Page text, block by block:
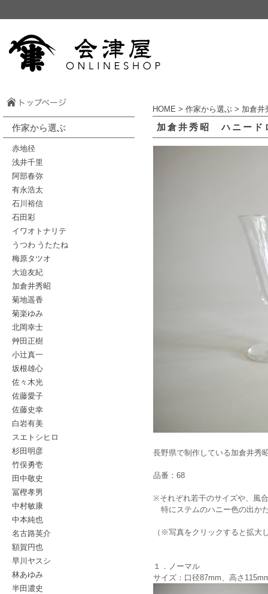
作家から選ぶ
赤地径
浅井千里
阿部春弥
有永浩太
石川裕信
石田彩
イワオトナリテ
うつわ うたたね
梅原タツオ
大迫友紀
加倉井秀昭
菊地遥香
菊楽ゆみ
北岡幸士
艸田正樹
小辻真一
坂根雄心
佐々木光
佐藤愛子
佐藤史幸
白岩有美
スエトシヒロ
杉田明彦
竹俣勇壱
田中敬史
冨樫孝男
中村敏康
中本純也
名古路英介
額賀円也
早川ヤスシ
林あゆみ
半田濃史
HOME > 作家から選ぶ > 加倉井
加倉井秀昭 ハニード
長野県で制作している加倉井秀
品番：68
※それぞれ若干のサイズや、風
特にステムのハニー色の出か
（※写真をクリックすると拡大
１．ノーマル
サイズ：口径87mm、高さ